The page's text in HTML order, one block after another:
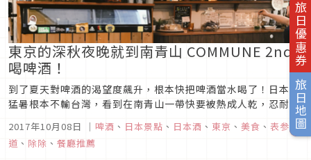
旅日優惠券
旅日地圖
東京的深秋夜晚就到南青山 COMMUNE 2nd
喝啤酒！
到了夏天對啤酒的渴望度飆升，根本快把啤酒當水喝了！日本的
猛暑根本不輸台灣，看到在南青山一帶快要被熱成人乾，忍耐度
已經逼近極限的我，晚餐前先去喝一杯消消暑。南青山，表參道
地區聚集了很多酒吧，明明有那麼多選擇偏偏到戶外...沒問題
嗎？
2017年10月08日 ｜ 啤酒 、 日本景點 、 日本酒 、 東京 、 美食 、 表参
道 、 除除 、 餐廳推薦